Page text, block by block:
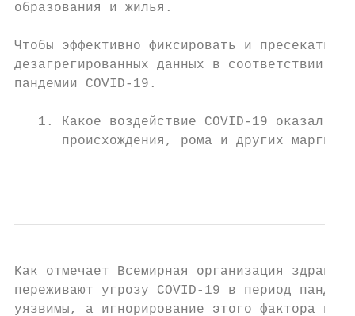
образования и жилья.
Чтобы эффективно фиксировать и пресекать
дезагрегированных данных в соответствии
пандемии COVID-19.
1. Какое воздействие COVID-19 оказал
происхождения, рома и других
Как отмечает Всемирная организация
переживают угрозу COVID-19 в период
уязвимы, а игнорирование этого фактора